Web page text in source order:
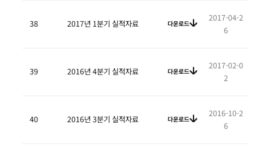
38 2017년 1분기 실적자료 다운로드
2017-04-2
6
39 2016년 4분기 실적자료 다운로드
2017-02-0
2
40 2016년 3분기 실적자료 다운로드
2016-10-2
6